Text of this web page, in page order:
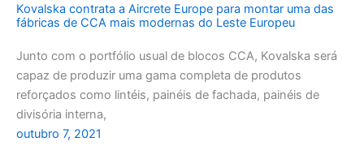
Kovalska contrata a Aircrete Europe para montar uma das
fábricas de CCA mais modernas do Leste Europeu
Junto com o portfólio usual de blocos CCA, Kovalska será
capaz de produzir uma gama completa de produtos
reforçados como lintéis, painéis de fachada, painéis de
divisória interna,
outubro 7, 2021